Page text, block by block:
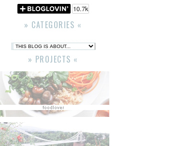
» CATEGORIES «
» PROJECTS «